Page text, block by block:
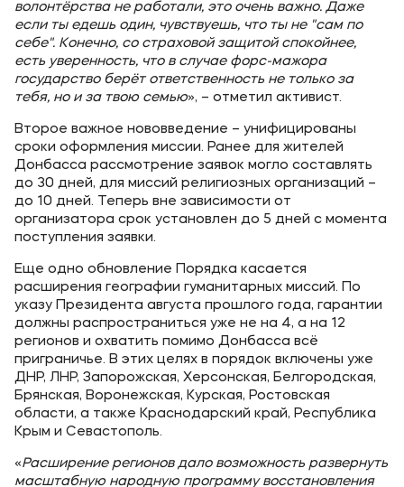
волонтёрства не работали, это очень важно. Даже
если ты едешь один, чувствуешь, что ты не "сам по
себе". Конечно, со страховой защитой спокойнее,
есть уверенность, что в случае форс-мажора
государство берёт ответственность не только за
тебя, но и за твою семью», – отметил активист.
Второе важное нововведение – унифицированы
сроки оформления миссии. Ранее для жителей
Донбасса рассмотрение заявок могло составлять
до 30 дней, для миссий религиозных организаций –
до 10 дней. Теперь вне зависимости от
организатора срок установлен до 5 дней с момента
поступления заявки.
Еще одно обновление Порядка касается
расширения географии гуманитарных миссий. По
указу Президента августа прошлого года, гарантии
должны распространиться уже не на 4, а на 12
регионов и охватить помимо Донбасса всё
приграничье. В этих целях в порядок включены уже
ДНР, ЛНР, Запорожская, Херсонская, Белгородская,
Брянская, Воронежская, Курская, Ростовская
области, а также Краснодарский край, Республика
Крым и Севастополь.
«Расширение регионов дало возможность развернуть
масштабную народную программу восстановления